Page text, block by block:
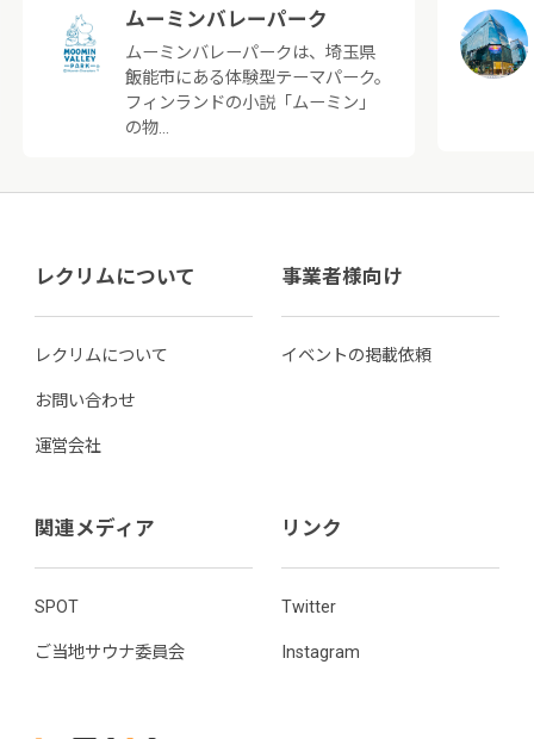
ムーミンバレーパーク
ムーミンバレーパークは、埼玉県
飯能市にある体験型テーマパーク。
フィンランドの小説「ムーミン」
の物…
レクリムについて
レクリムについて
お問い合わせ
運営会社
事業者様向け
イベントの掲載依頼
関連メディア
SPOT
ご当地サウナ委員会
リンク
Twitter
Instagram